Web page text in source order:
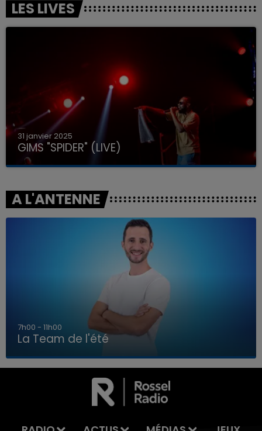
LA TEAM DE L'ÉTÉ
LES LIVES
31 janvier 2025
GIMS "SPIDER" (LIVE)
A L'ANTENNE
7h00 - 11h00
La Team de l'été